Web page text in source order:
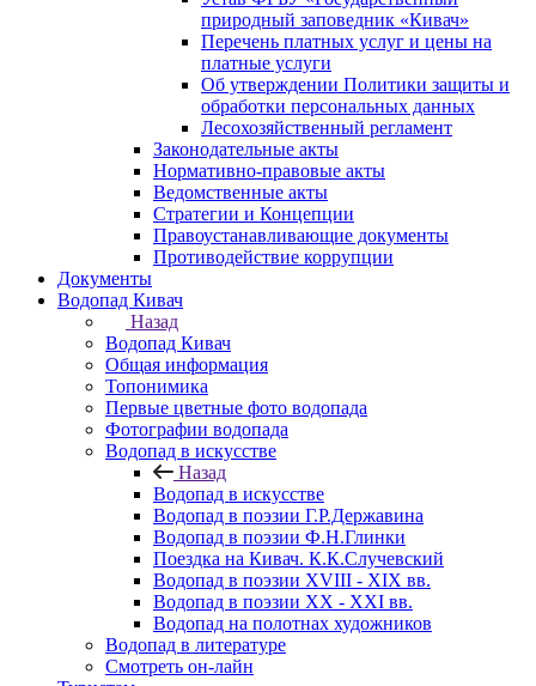
природный заповедник «Кивач»
Перечень платных услуг и цены на
платные услуги
Об утверждении Политики защиты и
обработки персональных данных
Лесохозяйственный регламент
Законодательные акты
Нормативно-правовые акты
Ведомственные акты
Стратегии и Концепции
Правоустанавливающие документы
Противодействие коррупции
Документы
Водопад Кивач
Назад
Водопад Кивач
Общая информация
Топонимика
Первые цветные фото водопада
Фотографии водопада
Водопад в искусстве
Назад
Водопад в искусстве
Водопад в поэзии Г.Р.Державина
Водопад в поэзии Ф.Н.Глинки
Поездка на Кивач. К.К.Случевский
Водопад в поэзии XVIII - XIX вв.
Водопад в поэзии XX - XXI вв.
Водопад на полотнах художников
Водопад в литературе
Смотреть он-лайн